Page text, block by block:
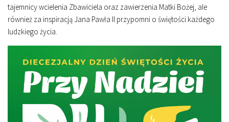
tajemnicy wcielenia Zbawiciela oraz zawierzenia Matki Bożej, ale
również za inspiracją Jana Pawła II przypomni o świętości każdego
ludzkiego życia.